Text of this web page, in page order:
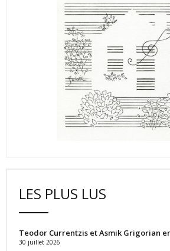
LES PLUS LUS
Teodor Currentzis et Asmik Grigorian
30 juillet 2026